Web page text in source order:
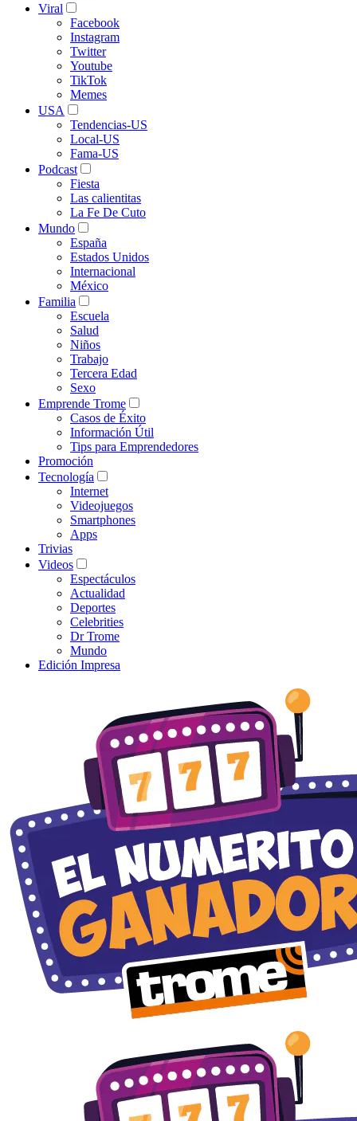
Viral
Facebook
Instagram
Twitter
Youtube
TikTok
Memes
USA
Tendencias-US
Local-US
Fama-US
Podcast
Fiesta
Las calientitas
La Fe De Cuto
Mundo
España
Estados Unidos
Internacional
México
Familia
Escuela
Salud
Niños
Trabajo
Tercera Edad
Sexo
Emprende Trome
Casos de Éxito
Información Útil
Tips para Emprendedores
Promoción
Tecnología
Internet
Videojuegos
Smartphones
Apps
Trivias
Videos
Espectáculos
Actualidad
Deportes
Celebrities
Dr Trome
Mundo
Edición Impresa